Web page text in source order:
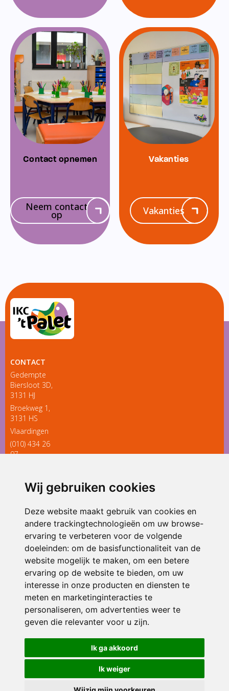
Wij gebruiken cookies
Deze website maakt gebruik van cookies en
andere trackingtechnologieën om uw browse-
ervaring te verbeteren voor de volgende
doeleinden: om de basisfunctionaliteit van de
website mogelijk te maken, om een betere
ervaring op de website te bieden, om uw
interesse in onze producten en diensten te
meten en marketinginteracties te
personaliseren, om advertenties weer te
geven die relevanter voor u zijn.
Ik ga akkoord
Ik weiger
Contact opnemen
Neem contact
op
Vakanties
Vakanties
CONTACT
Gedempte
Biersloot 3D,
3131 HJ
Broekweg 1,
3131 HS
Vlaardingen
(010) 434 26
97
ONDERDEEL VAN
© 2026 IKC ’t Palet | Alle rechten voorbehouden
Privacy policy|Disclaimer| Klachtenregeling|RSIN en Anbi
voorkeuren
Crealisatie The MindOffice